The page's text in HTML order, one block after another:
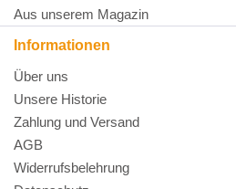
Aus unserem Magazin
Informationen
Über uns
Unsere Historie
Zahlung und Versand
AGB
Widerrufsbelehrung